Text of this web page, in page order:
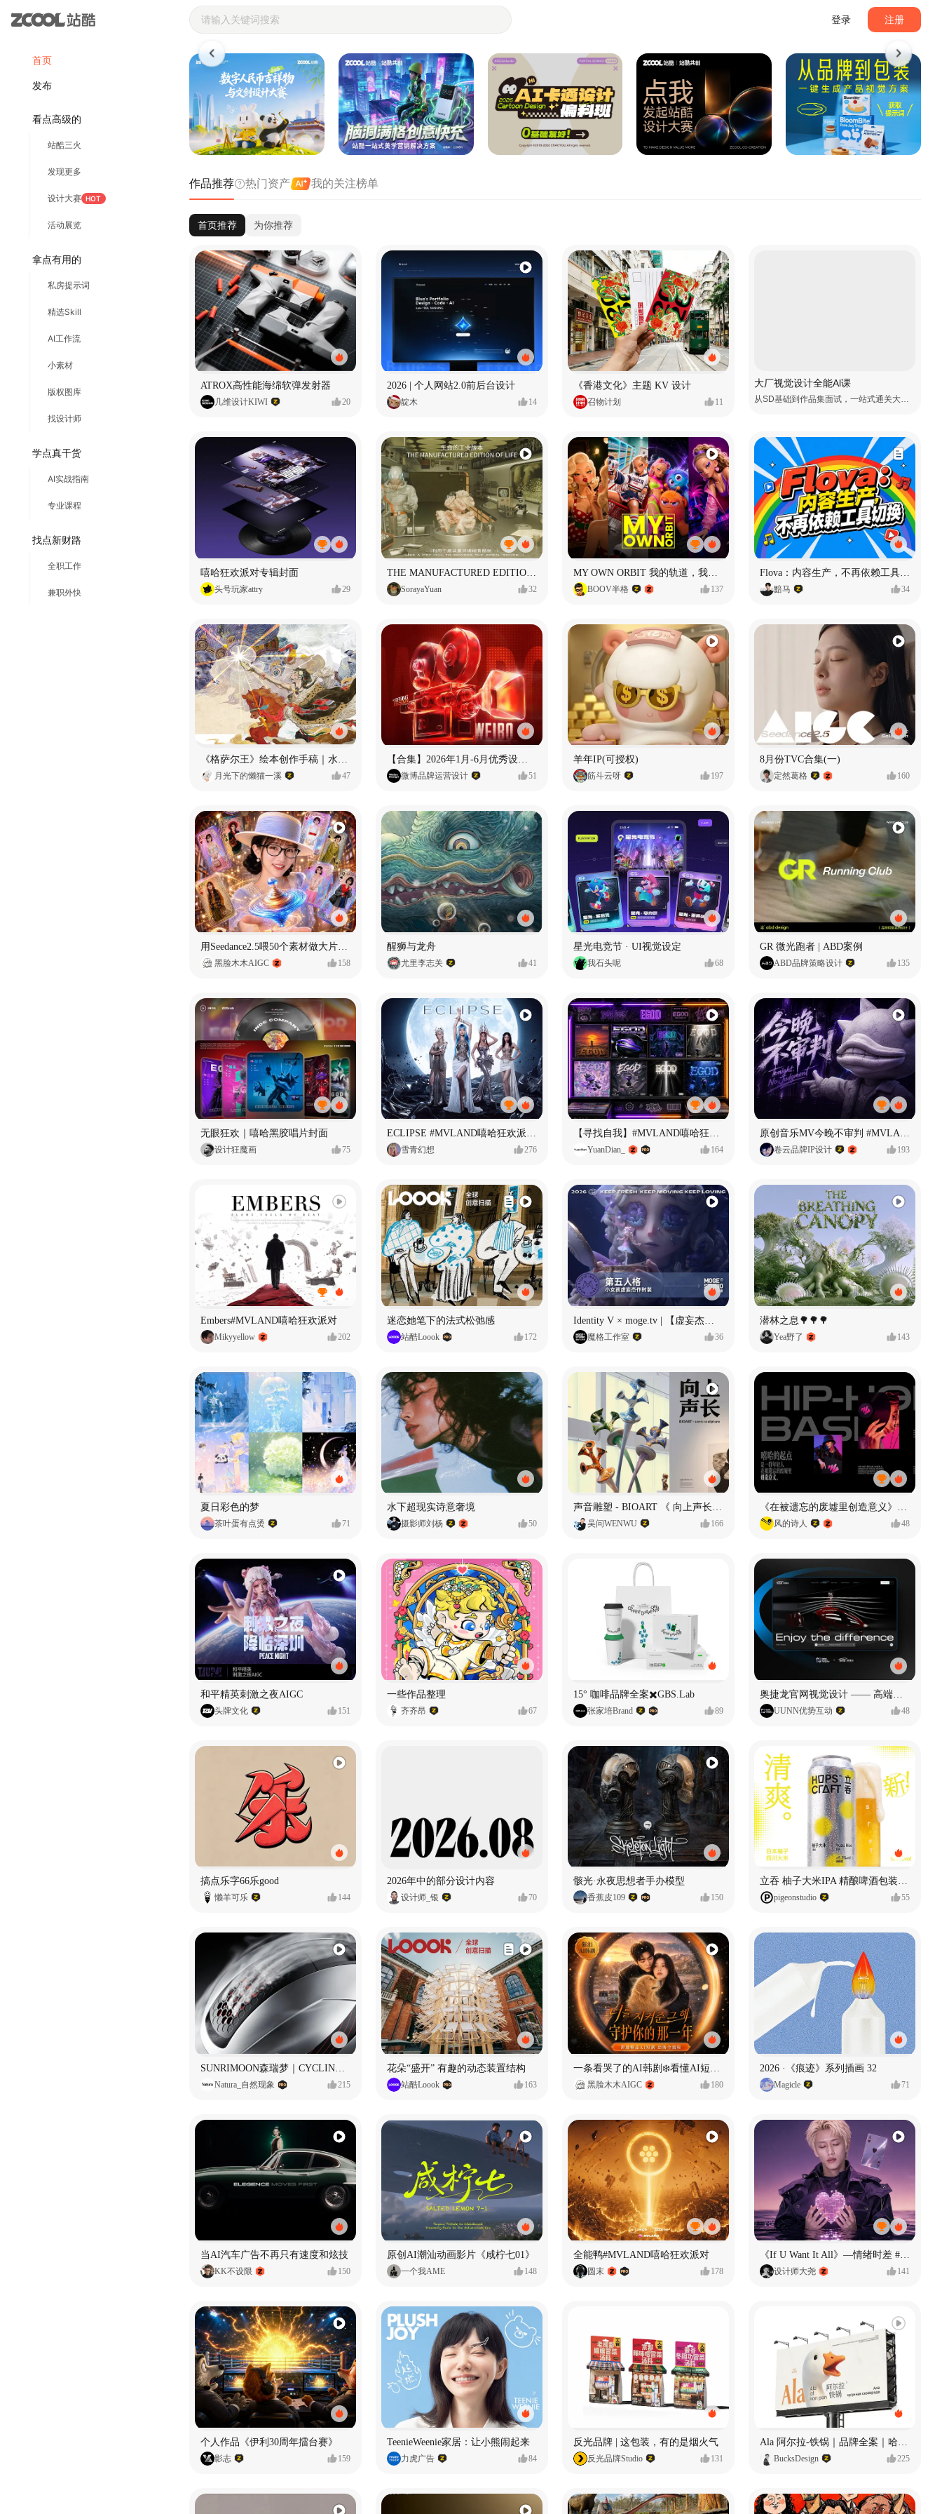
首页
发布
看点高级的
站酷三火
发现更多
设计大赛 HOT
活动展览
拿点有用的
私房提示词
精选Skill
AI工作流
小素材
版权图库
找设计师
学点真干货
AI实战指南
专业课程
找点新财路
全职工作
兼职外快
登录 注册
站酷ZCOOL - 设计师们都在站酷
作品推荐 热门资产 我的关注榜单
首页推荐 为你推荐
ATROX高性能海绵软弹发射器
几维设计KIWI 20
2026 | 个人网站2.0前后台设计
靛木 14
《香港文化》主题 KV 设计
召物计划 11
大厂视觉设计全能Al课
从SD基础到作品集面试，一站式通关大厂视觉岗
嘻哈狂欢派对专辑封面
头号玩家attry 29 SorayaYuan 32 BOOV半格 137 黯马 34
《格萨尔王》绘本创作手稿｜水彩墨韵下的史诗回响
月光下的懒猫一溪 47
【合集】2026年1月-6月优秀设计作品（上）
微博品牌运营设计 51
羊年IP(可授权)
筋斗云呀 197
8月份TVC合集(一)
定然葛格 160
黑脸木木AIGC 158
醒狮与龙舟
尤里李志关 41
星光电竞节 · UI视觉设定
我石头呢 68
GR 微光跑者 | ABD案例
ABD品牌策略设计 135
无眼狂欢｜嘻哈黑胶唱片封面
设计狂魔画 75
ECLIPSE #MVLAND嘻哈狂欢派对 女团MV
雪青幻想 276
【寻找自我】#MVLAND嘻哈狂欢派对
YuanDian_ 164
原创音乐MV今晚不审判 #MVLAND嘻哈狂欢派对
卷云品牌IP设计 193
Embers#MVLAND嘻哈狂欢派对
Mikyyellow 202
迷恋她笔下的法式松弛感
站酷Loook 172 魔格工作室 36
潜林之息🌳🌳🌳
Yea野了 143
夏日彩色的梦
茶叶蛋有点烫 71
水下超现实诗意奢境
摄影师刘杨 50
声音雕塑 - BIOART 《 向上声长 》
吴问WENWU 166
《在被遗忘的废墟里创造意义》#MVLAND嘻哈狂欢派对
风的诗人 48
和平精英刺激之夜AIGC
头牌文化 151
一些作品整理
齐齐昂 67
15° 咖啡品牌全案✖️GBS.Lab
张家培Brand 89 UUNN优势互动 48
搞点乐字66乐good
懒羊可乐 144
2026年中的部分设计内容
设计师_银 70
骸光·永夜思想者手办模型
香蕉皮109 150
立吞 柚子大米IPA 精酿啤酒包装设计
pigeonstudio 55
Natura_自然现象 215
花朵“盛开” 有趣的动态装置结构
站酷Loook 163 黑脸木木AIGC 180
2026 ·《痕迹》系列插画 32
Magicle 71
当AI汽车广告不再只有速度和炫技
KK不设限 150
原创AI潮汕动画影片《咸柠七01》
一个我AME 148
全能鸭#MVLAND嘻哈狂欢派对
圆末 178
《If U Want It All》—情绪时差 #MVLAND嘻哈狂欢派对
设计师大尧 141
个人作品《伊利30周年擂台赛》
影志 159
TeenieWeenie家居：让小熊闹起来
力虎广告 84
反光品牌 | 这包装，有的是烟火气
反光品牌Studio 131 BucksDesign 225